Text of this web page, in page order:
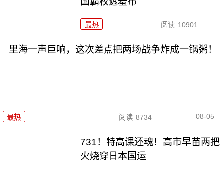
最热 阅读 10901
里海一声巨响，这次差点把两场战争炸成一锅粥！
最热 阅读 8734 08-05
731！特高课还魂！高市早苗两把
火烧穿日本国运